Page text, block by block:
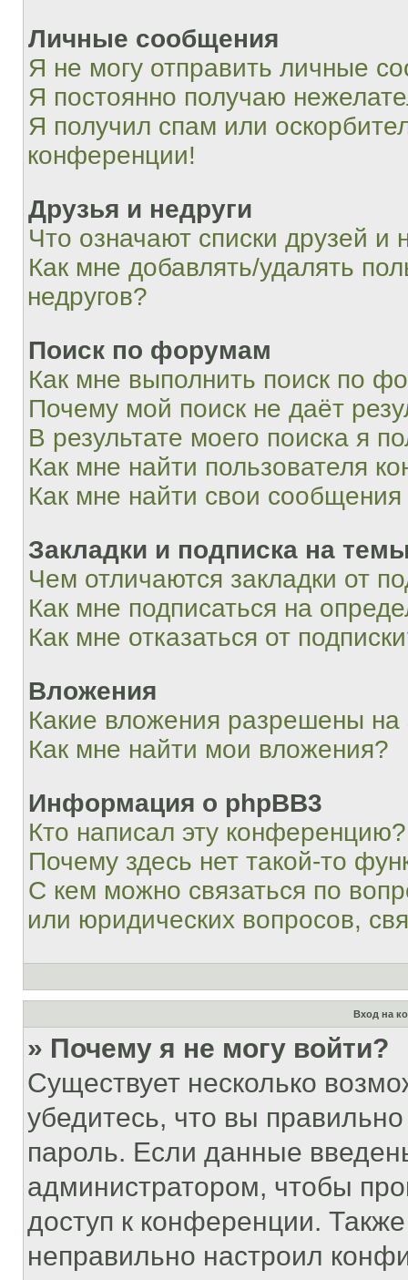
Личные сообщения
Я не могу отправить личные
Я постоянно получаю
Я получил спам или
конференции!
Друзья и недруги
Что означают списки друзей и
Как мне добавлять/удалять
недругов?
Поиск по форумам
Как мне выполнить поиск по
Почему мой поиск не даёт
В результате моего поиска я
Как мне найти пользователя
Как мне найти свои
Закладки и подписка на
Чем отличаются закладки от
Как мне подписаться на
Как мне отказаться от
Вложения
Какие вложения разрешены
Как мне найти мои вложения?
Информация о phpBB3
Кто написал эту конференцию?
Почему здесь нет такой-то
С кем можно связаться по
или юридических вопросов,
Вход на
» Почему я не могу войти?
Существует несколько
убедитесь, что вы
пароль. Если данные
администратором, чтобы
доступ к конференции.
неправильно настроил